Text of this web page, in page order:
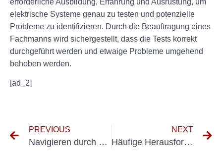
elektrische Systeme genau zu testen und potenzielle
Probleme zu identifizieren. Durch die Beauftragung eines
Fachmanns wird sichergestellt, dass die Tests korrekt
durchgeführt werden und etwaige Probleme umgehend
behoben werden.
[ad_2]
PREVIOUS
Navigieren durch die Prüfungsinhalte der DGUV V3: Tipps und Einblicke
NEXT
Häufige Herausforderungen im Geräteprüfungsablauf und wie man sie meistert